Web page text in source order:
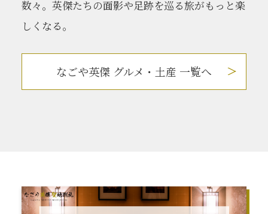
数々。英傑たちの面影や足跡を巡る旅がもっと楽
しくなる。
なごや英傑 グルメ・土産 一覧へ